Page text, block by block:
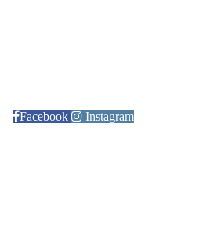
Facebook Instagram